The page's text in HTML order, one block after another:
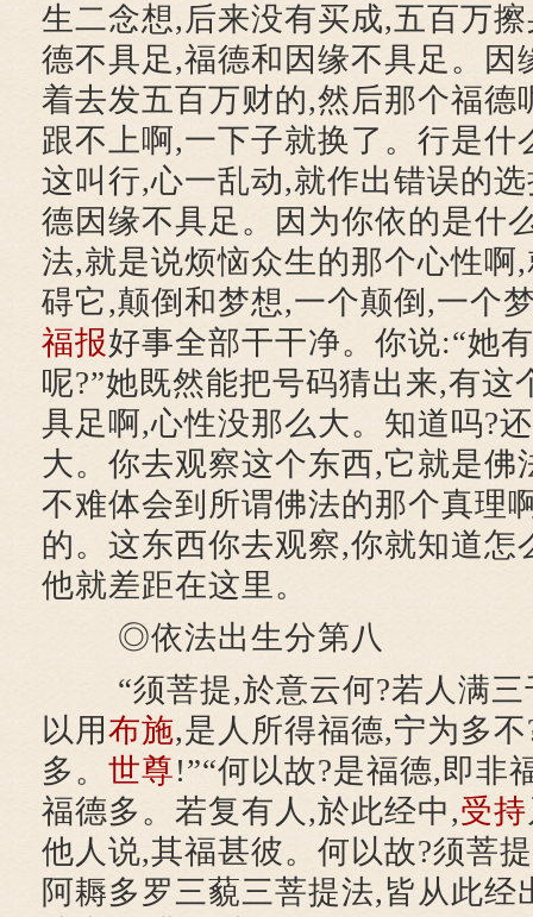
生二念想,后来没有买成,五百万
德不具足,福德和因缘不具足。因
着去发五百万财的,然后那个福德
跟不上啊,一下子就换了。行是什
这叫行,心一乱动,就作出错误的
德因缘不具足。因为你依的是什
法,就是说烦恼众生的那个心性啊
碍它,颠倒和梦想,一个颠倒,一个
福报好事全部干干净。你说:“她
呢?”她既然能把号码猜出来,有这
具足啊,心性没那么大。知道吗?
大。你去观察这个东西,它就是佛
不难体会到所谓佛法的那个真理
的。这东西你去观察,你就知道怎
他就差距在这里。
◎依法出生分第八
“须菩提,於意云何?若人满三
以用 布施,是人所得福德,宁为多
多。 世尊!”“何以故?是福德,即非
福德多。若复有人,於此经中,受持
他人说,其福甚彼。何以故?须菩
阿耨多罗三藐三菩提法,皆从此经